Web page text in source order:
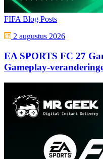
FIFA Blog Posts
2 augustus 2026
EA SPORTS FC 27
Gameplay-